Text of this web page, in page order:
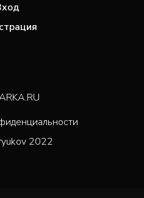
2022